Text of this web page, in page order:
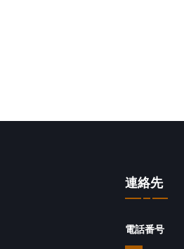
連絡先
電話番号